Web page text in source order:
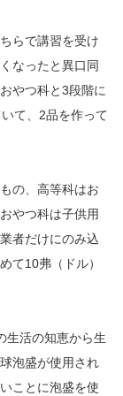
らで講習を受け
なったと異口同
やつ科と3段階に
て、2品を作って
の、高等科はお
やつ科は子供用
者だけにのみ込
て10弗（ドル）
生活の知恵から生
泡盛が使用され
ことに泡盛を使